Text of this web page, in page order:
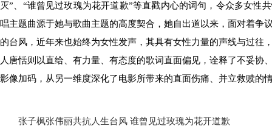
灭”、“谁曾见过玫瑰为花开道歉”等直戳内心的词句 ， 令众多女性
唱主题曲源于她与歌曲主题的高度契合 ， 她自出道以来 ， 面对着争
的台风， 近年来也始终为女性发声， 其具有女性力量的声线与过往
人唐恬则以直给、有力量、有态度的歌词直面偏见，诠释了不妥协
影像加码，从另一维度深化了电影所带来的直面伤痛、并立救赎的
张子枫张伟丽共抗人生台风 谁曾见过玫瑰为花开道歉